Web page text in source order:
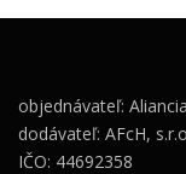
objednávateľ:
dodávateľ: AFcH,
IČO: 44692358